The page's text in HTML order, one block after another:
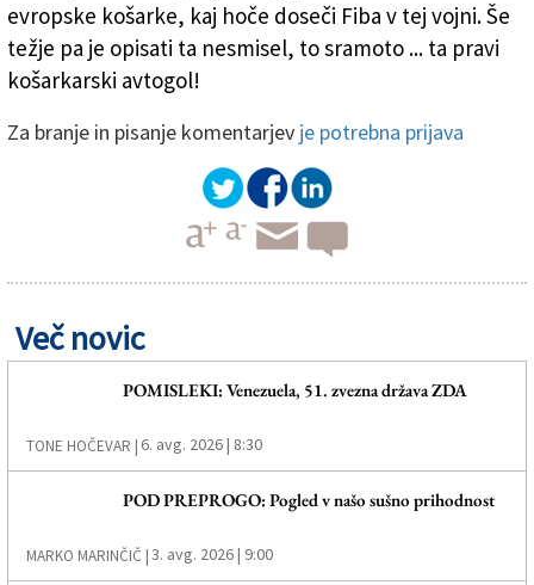
evropske košarke, kaj hoče doseči Fiba v tej vojni. Še
težje pa je opisati ta nesmisel, to sramoto ... ta pravi
košarkarski avtogol!
Za branje in pisanje komentarjev je potrebna prijava
Več novic
POMISLEKI: Venezuela, 51. zvezna država ZDA
TONE HOČEVAR | 6. avg. 2026 | 8:30
POD PREPROGO: Pogled v našo sušno prihodnost
MARKO MARINČIČ |3. avg. 2026 | 9:00